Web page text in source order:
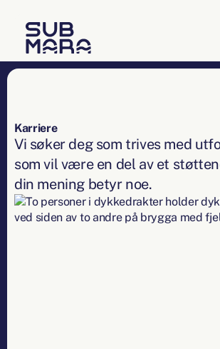
Karriere
Vi søker deg som trives med
som vil være en del av et
din mening betyr noe.